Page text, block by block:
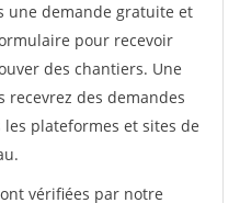
une demande gratuite et
pour recevoir
des chantiers. Une
recevrez des demandes
plateformes et sites de
vérifiées par notre